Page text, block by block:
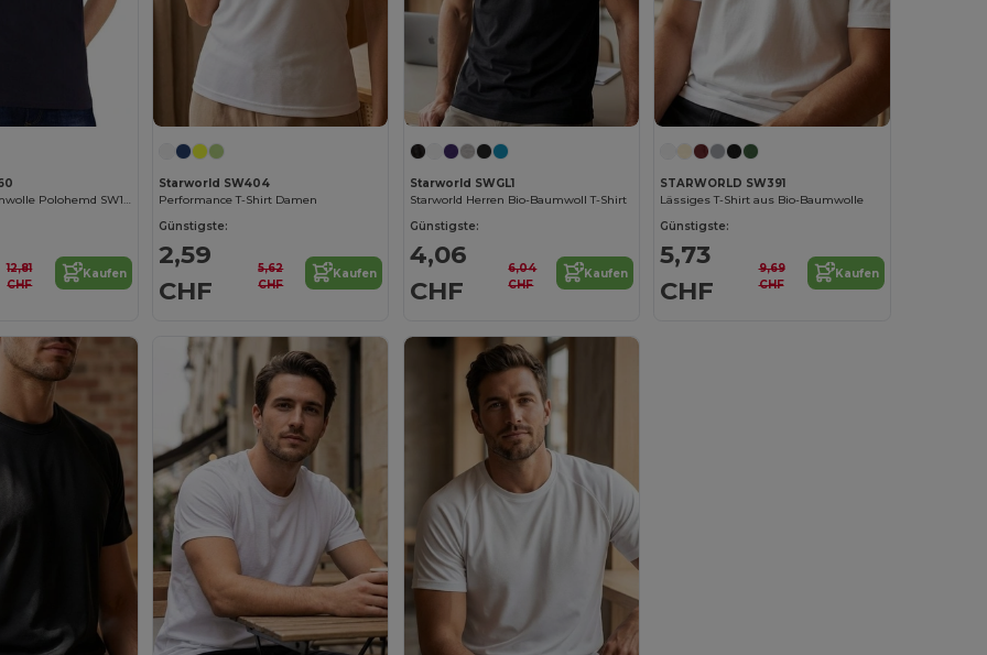
Herren Bio-Baumwolle Polohemd SW160
12,81
CHF
Kaufen
Starworld SW404
Performance T-Shirt Damen
Günstigste:
2,59
CHF
5,62
CHF
Kaufen
Starworld SWGL1
Starworld Herren Bio-Baumwoll T-Shirt
Günstigste:
4,06
CHF
6,04
CHF
Kaufen
STARWORLD SW391
Lässiges T-Shirt aus Bio-Baumwolle
Günstigste:
5,73
CHF
9,69
CHF
Kaufen